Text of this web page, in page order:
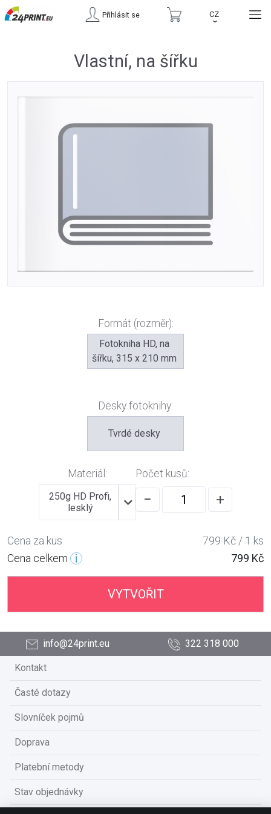
Přihlásit se CZ
›
Vlastní, na šířku
Formát (rozměr):
Fotokniha HD, na
šířku, 315 x 210 mm
Desky fotoknihy:
Tvrdé desky
Materiál:
250g HD Profi,
lesklý
Počet kusů:
− +
Cena za kus
799 Kč / 1 ks
Cena celkem
799 Kč
VYTVOŘIT
info@24print.eu 322 318 000
Kontakt
Časté dotazy
Slovníček pojmů
Doprava
Platební metody
Stav objednávky